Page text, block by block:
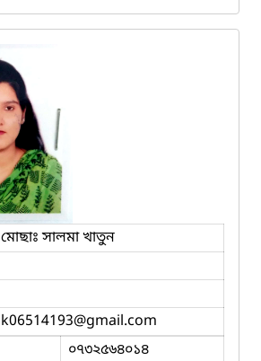
মোছাঃ সালমা খাতুন
k06514193@gmail.com
০৭৩২৫৬৪০১৪